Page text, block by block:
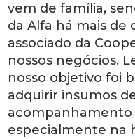
vem de família,
da Alfa há mais de
associado da
nossos negócios.
nosso objetivo foi
adquirir insumos
especialmente na